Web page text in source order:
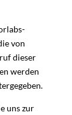
von
dieser
werden
uns zur